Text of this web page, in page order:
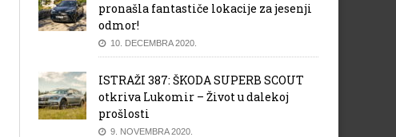
pronašla fantastiče lokacije za jesenji
odmor!
10. DECEMBRA 2020.
ISTRAŽI 387: ŠKODA SUPERB SCOUT
otkriva Lukomir – Život u dalekoj
prošlosti
9. NOVEMBRA 2020.